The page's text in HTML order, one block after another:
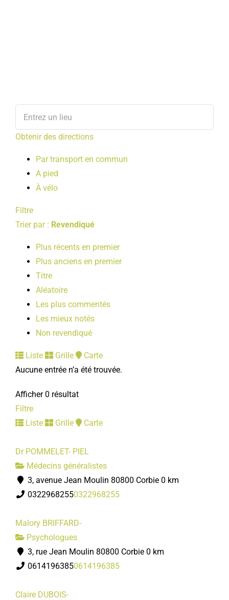
Obtenir des directions
Par transport en commun
A pied
À vélo
Filtre
Trier par : Revendiqué
Plus récents en premier
Plus anciens en premier
Titre
Aléatoire
Les plus commentés
Les mieux notés
Non revendiqué
Liste Grille
Carte
Aucune entrée n’a été trouvée.
Afficher 0 résultat
Filtre
Liste
Grille Carte
Dr POMMELET- PIEL
Médecins généralistes
3, avenue Jean Moulin 80800 Corbie 0 km
03229682550322968255
Malory BRIFFARD-
Psychologues
3, rue Jean Moulin 80800 Corbie 0 km
06141963850614196385
Claire DUBOIS-